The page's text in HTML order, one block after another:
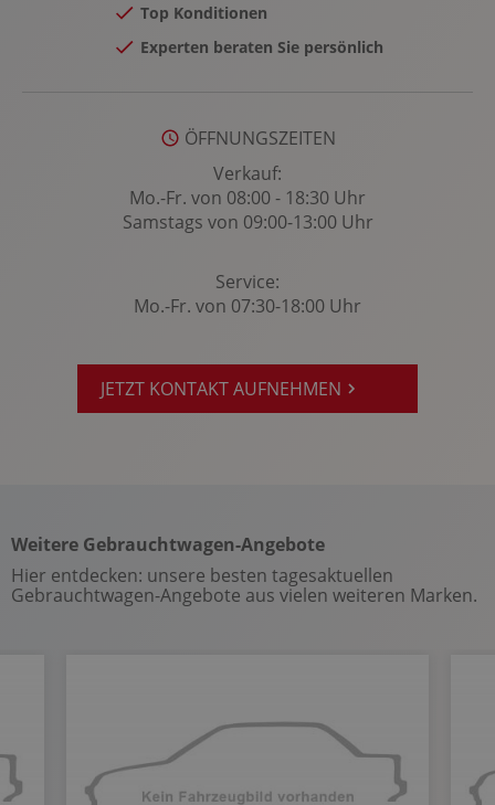
Top Konditionen
Experten beraten Sie persönlich
ÖFFNUNGSZEITEN
Verkauf:
Mo.-Fr. von 08:00 - 18:30 Uhr
Samstags von 09:00-13:00 Uhr
Service:
Mo.-Fr. von 07:30-18:00 Uhr
JETZT KONTAKT AUFNEHMEN
Weitere Gebrauchtwagen-Angebote
Hier entdecken: unsere besten tagesaktuellen
Gebrauchtwagen-Angebote aus vielen weiteren Marken.